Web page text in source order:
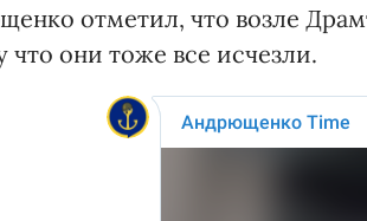
отметил, что возле
что они тоже все исчезли.